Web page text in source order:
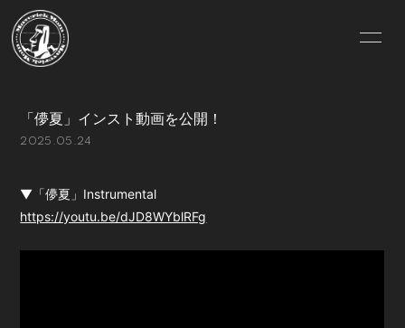
SCHEDULE PROFILE
GOODS MOVIE
PHOTO CONTACT
「儚夏」インスト動画を公開！
2025.05.24
▼「儚夏」Instrumental
https://youtu.be/dJD8WYblRFg